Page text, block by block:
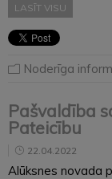
LASĪT VISU
Noderīga
Pašvaldība
Pateicību
22.04.2022
Alūksnes novada